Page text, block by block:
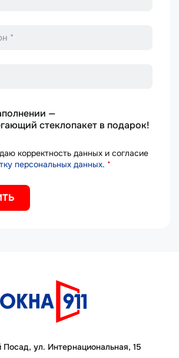
—
стеклопакет в подарок!
корректность данных и согласие
персональных данных. *
Посад, ул. Интернациональная, 15